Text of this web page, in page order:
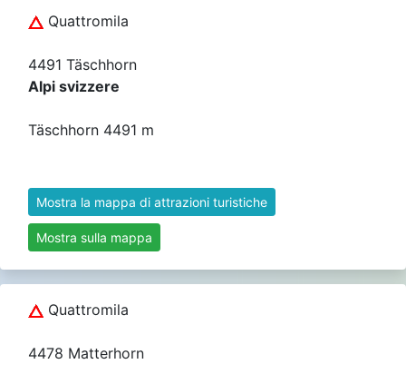
Quattromila
4491 Täschhorn
Alpi svizzere
Täschhorn 4491 m
Mostra la mappa di attrazioni turistiche
Mostra sulla mappa
Quattromila
4478 Matterhorn